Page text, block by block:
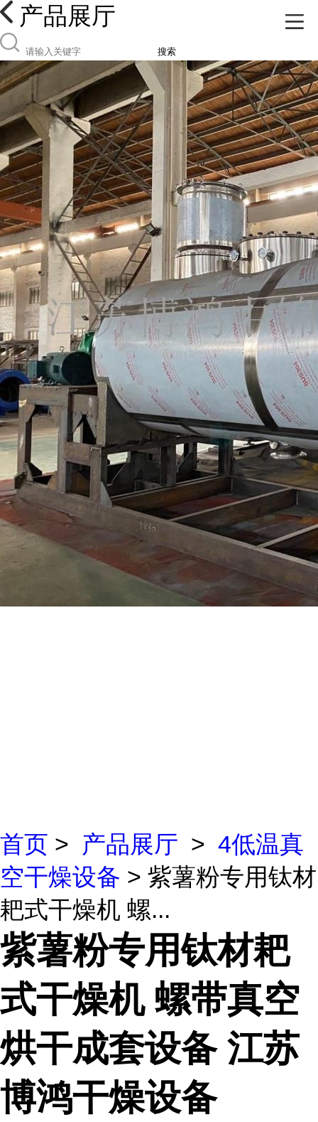
产品展厅
搜索
首页 > 产品展厅 > 4低温真
空干燥设备 > 紫薯粉专用钛材
耙式干燥机 螺...
紫薯粉专用钛材耙
式干燥机 螺带真空
烘干成套设备 江苏
博鸿干燥设备